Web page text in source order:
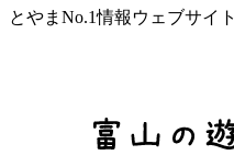
とやまNo.1情報ウェブサイト